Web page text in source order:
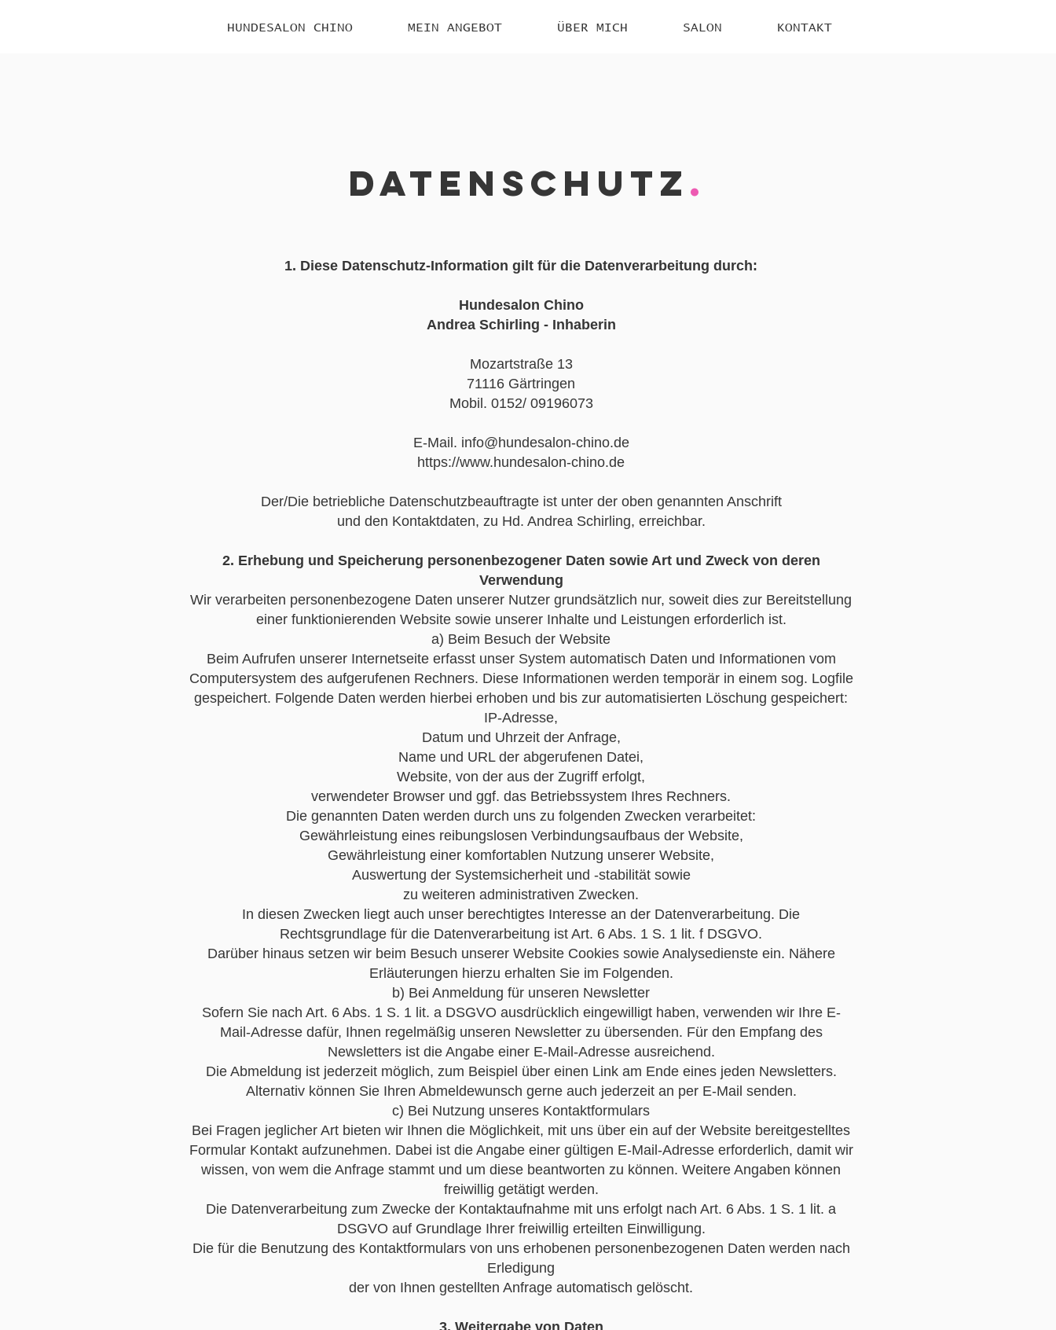
HUNDESALON CHINO MEIN ANGEBOT ÜBER MICH SALON KONTAKT
Datenschutz .
1. Diese Datenschutz-Information gilt für die Datenverarbeitung durch:
Hundesalon Chino
Andrea Schirling - Inhaberin
Mozartstraße 13
71116 Gärtringen
Mobil. 0152/ 09196073
E-Mail. info@hundesalon-chino.de
https://www.hundesalon-chino.de
Der/Die betriebliche Datenschutzbeauftragte ist unter der oben genannten Anschrift
und den Kontaktdaten, zu Hd. Andrea Schirling, erreichbar.
2. Erhebung und Speicherung personenbezogener Daten sowie Art und Zweck von deren
Verwendung
Wir verarbeiten personenbezogene Daten unserer Nutzer grundsätzlich nur, soweit dies zur Bereitstellung
einer funktionierenden Website sowie unserer Inhalte und Leistungen erforderlich ist.
a) Beim Besuch der Website
Beim Aufrufen unserer Internetseite erfasst unser System automatisch Daten und Informationen vom
Computersystem des aufgerufenen Rechners. Diese Informationen werden temporär in einem sog. Logfile
gespeichert. Folgende Daten werden hierbei erhoben und bis zur automatisierten Löschung gespeichert:
IP-Adresse,
Datum und Uhrzeit der Anfrage,
Name und URL der abgerufenen Datei,
Website, von der aus der Zugriff erfolgt,
verwendeter Browser und ggf. das Betriebssystem Ihres Rechners.
Die genannten Daten werden durch uns zu folgenden Zwecken verarbeitet:
Gewährleistung eines reibungslosen Verbindungsaufbaus der Website,
Gewährleistung einer komfortablen Nutzung unserer Website,
Auswertung der Systemsicherheit und -stabilität sowie
zu weiteren administrativen Zwecken.
In diesen Zwecken liegt auch unser berechtigtes Interesse an der Datenverarbeitung. Die
Rechtsgrundlage für die Datenverarbeitung ist Art. 6 Abs. 1 S. 1 lit. f DSGVO.
Darüber hinaus setzen wir beim Besuch unserer Website Cookies sowie Analysedienste ein. Nähere
Erläuterungen hierzu erhalten Sie im Folgenden.
b) Bei Anmeldung für unseren Newsletter
Sofern Sie nach Art. 6 Abs. 1 S. 1 lit. a DSGVO ausdrücklich eingewilligt haben, verwenden wir Ihre E-
Mail-Adresse dafür, Ihnen regelmäßig unseren Newsletter zu übersenden. Für den Empfang des
Newsletters ist die Angabe einer E-Mail-Adresse ausreichend.
Die Abmeldung ist jederzeit möglich, zum Beispiel über einen Link am Ende eines jeden Newsletters.
Alternativ können Sie Ihren Abmeldewunsch gerne auch jederzeit an per E-Mail senden.
c) Bei Nutzung unseres Kontaktformulars
Bei Fragen jeglicher Art bieten wir Ihnen die Möglichkeit, mit uns über ein auf der Website bereitgestelltes
Formular Kontakt aufzunehmen. Dabei ist die Angabe einer gültigen E-Mail-Adresse erforderlich, damit wir
wissen, von wem die Anfrage stammt und um diese beantworten zu können. Weitere Angaben können
freiwillig getätigt werden.
Die Datenverarbeitung zum Zwecke der Kontaktaufnahme mit uns erfolgt nach Art. 6 Abs. 1 S. 1 lit. a
DSGVO auf Grundlage Ihrer freiwillig erteilten Einwilligung.
Die für die Benutzung des Kontaktformulars von uns erhobenen personenbezogenen Daten werden nach
Erledigung
der von Ihnen gestellten Anfrage automatisch gelöscht.
3. Weitergabe von Daten